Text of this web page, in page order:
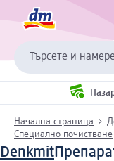
Търсете и
Начална страница
Специално почистване
Denkmit